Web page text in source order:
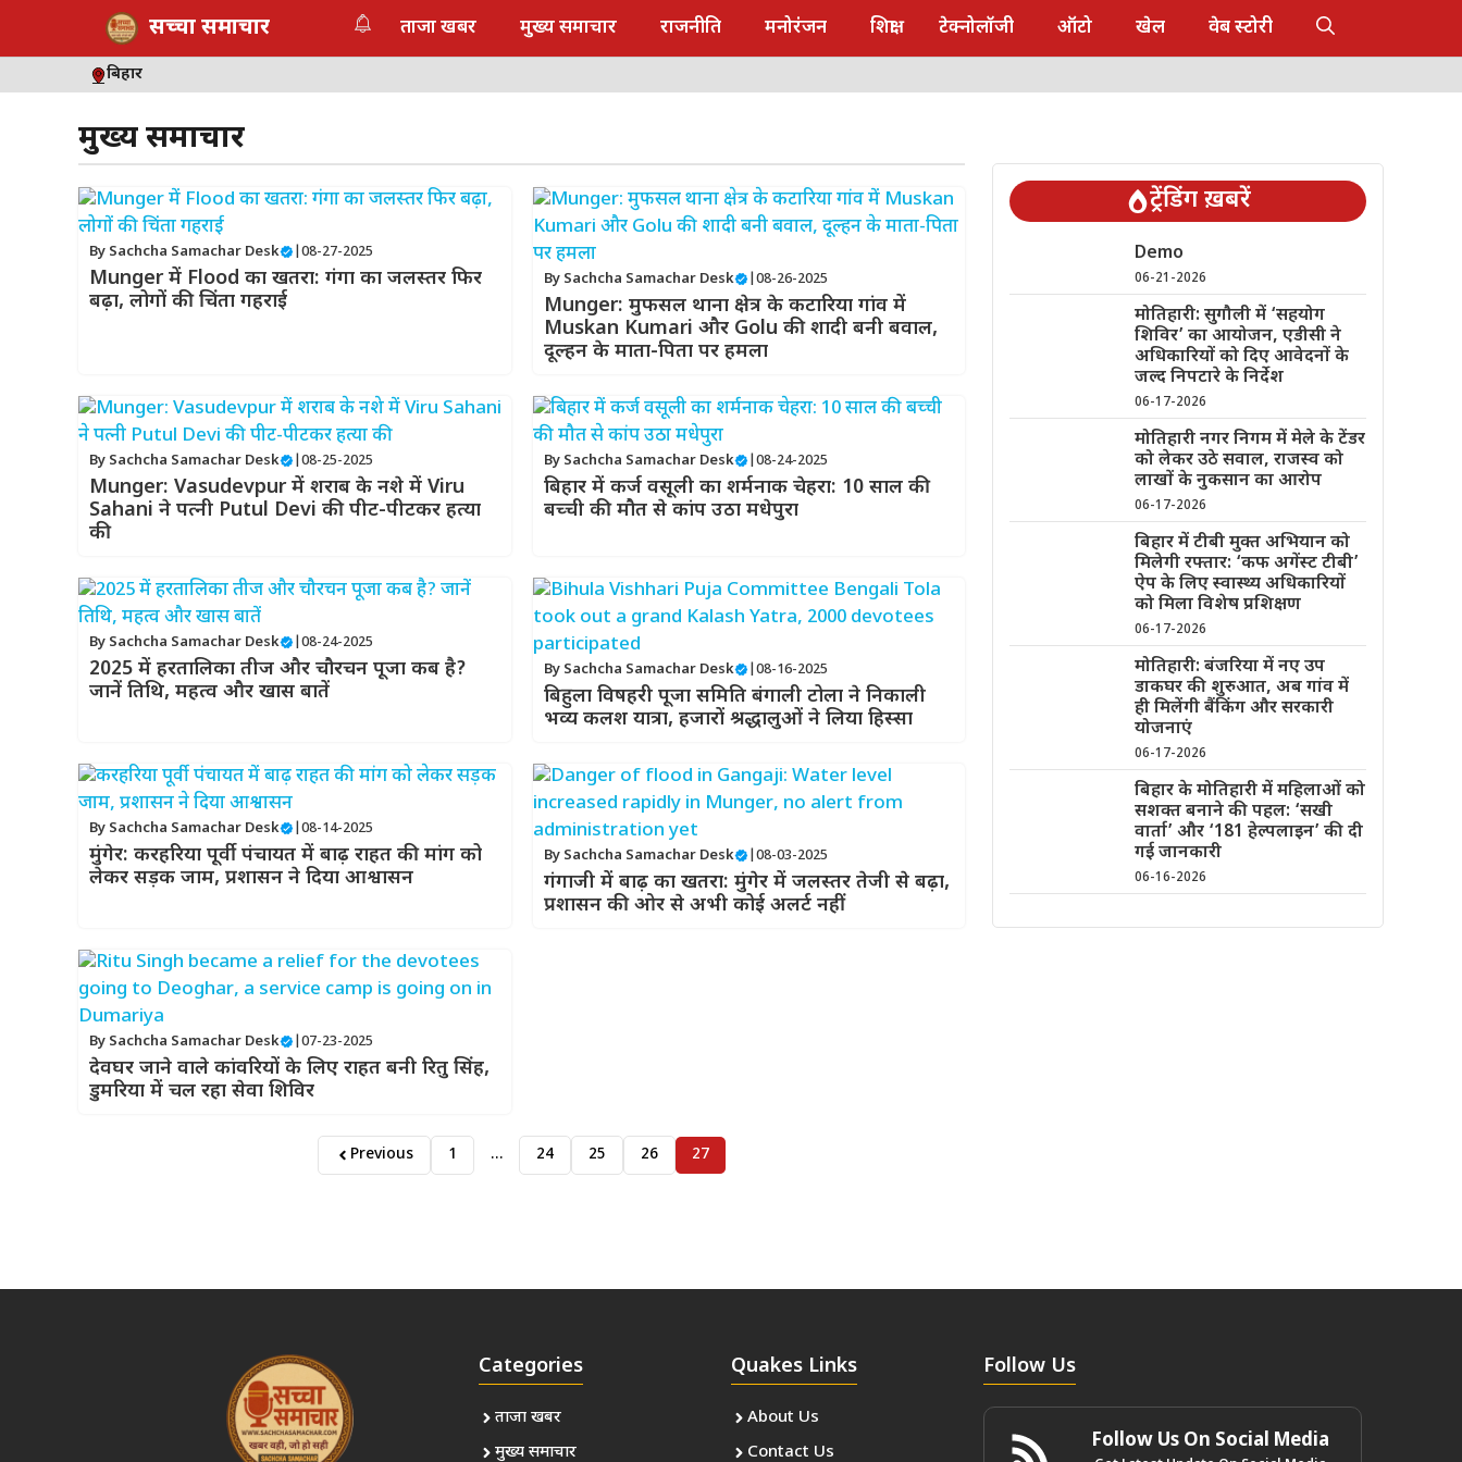
सच्चा समाचार ताजा खबर मुख्य समाचार राजनीति मनोरंजन शिक्षा टेक्नोलॉजी ऑटो खेल वेब स्टोरी
बिहार
मुख्य समाचार
By Sachcha Samachar Desk 08-27-2025
Munger में Flood का खतरा: गंगा का जलस्तर फिर
बढ़ा, लोगों की चिंता गहराई
By Sachcha Samachar Desk | 08-26-2025
Munger: मुफसल थाना क्षेत्र के कटारिया गांव में
Muskan Kumari और Golu की शादी बनी बवाल,
दूल्हन के माता-पिता पर हमला
By Sachcha Samachar Desk 08-25-2025
Munger: Vasudevpur में शराब के नशे में Viru
Sahani ने पत्नी Putul Devi की पीट-पीटकर हत्या
की
By Sachcha Samachar Desk | 08-24-2025
बिहार में कर्ज वसूली का शर्मनाक चेहरा: 10 साल की
बच्ची की मौत से कांप उठा मधेपुरा
By Sachcha Samachar Desk 08-24-2025
2025 में हरतालिका तीज और चौरचन पूजा कब है?
जानें तिथि, महत्व और खास बातें
By Sachcha Samachar Desk | 08-16-2025
बिहुला विषहरी पूजा समिति बंगाली टोला ने निकाली
भव्य कलश यात्रा, हजारों श्रद्धालुओं ने लिया हिस्सा
By Sachcha Samachar Desk 08-14-2025
मुंगेर: करहरिया पूर्वी पंचायत में बाढ़ राहत की मांग को
लेकर सड़क जाम, प्रशासन ने दिया आश्वासन
By Sachcha Samachar Desk | 08-03-2025
गंगाजी में बाढ़ का खतरा: मुंगेर में जलस्तर तेजी से बढ़ा,
प्रशासन की ओर से अभी कोई अलर्ट नहीं
By Sachcha Samachar Desk 07-23-2025
देवघर जाने वाले कांवरियों के लिए राहत बनी रितु सिंह,
डुमरिया में चल रहा सेवा शिविर
Previous 1 … 24 25 26 27
ट्रेंडिंग ख़बरें
Demo
06-21-2026
मोतिहारी: सुगौली में ‘सहयोग
शिविर’ का आयोजन, एडीसी ने
अधिकारियों को दिए आवेदनों के
जल्द निपटारे के निर्देश
06-17-2026
मोतिहारी नगर निगम में मेले के टेंडर
को लेकर उठे सवाल, राजस्व को
लाखों के नुकसान का आरोप
06-17-2026
बिहार में टीबी मुक्त अभियान को
मिलेगी रफ्तार: ‘कफ अगेंस्ट टीबी’
ऐप के लिए स्वास्थ्य अधिकारियों
को मिला विशेष प्रशिक्षण
06-17-2026
मोतिहारी: बंजरिया में नए उप
डाकघर की शुरुआत, अब गांव में
ही मिलेंगी बैंकिंग और सरकारी
योजनाएं
06-17-2026
बिहार के मोतिहारी में महिलाओं को
सशक्त बनाने की पहल: ‘सखी
वार्ता’ और ‘181 हेल्पलाइन’ की दी
गई जानकारी
06-16-2026
Categories
ताजा खबर
मुख्य समाचार
Quakes Links
About Us
Contact Us
Follow Us
Follow Us On Social Media